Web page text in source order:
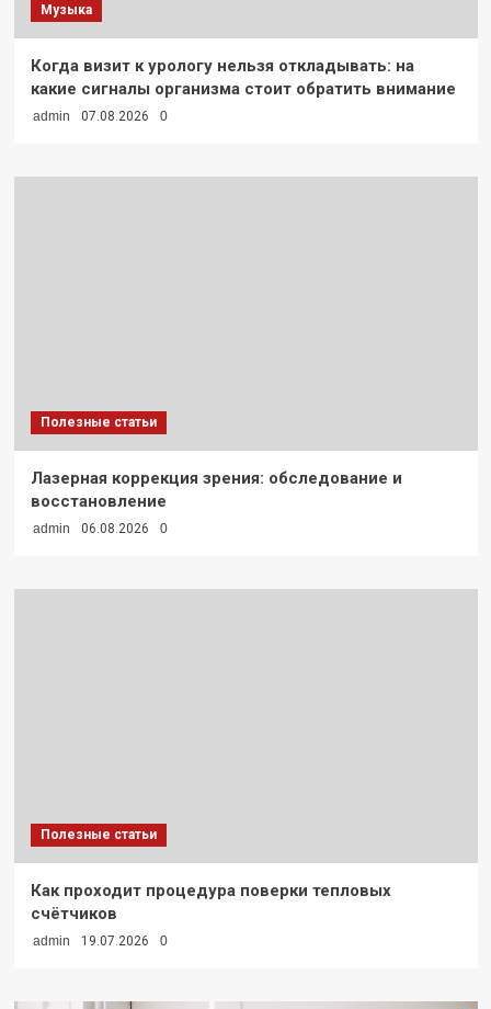
Музыка
Когда визит к урологу нельзя откладывать: на
какие сигналы организма стоит обратить внимание
admin 07.08.2026 0
Полезные статьи
Лазерная коррекция зрения: обследование и
восстановление
admin 06.08.2026 0
Полезные статьи
Как проходит процедура поверки тепловых
счётчиков
admin 19.07.2026 0